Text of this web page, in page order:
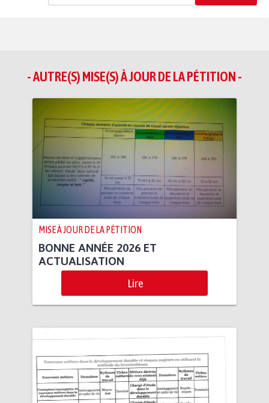
- AUTRE(S) MISE(S) À JOUR DE LA PÉTITION -
MISE À JOUR DE LA PÉTITION
BONNE ANNÉE 2026 ET
ACTUALISATION
Lire